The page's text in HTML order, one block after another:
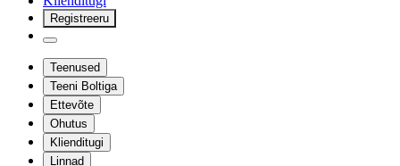
Registreeru
Teenused
Teeni Boltiga
Ettevõte
Ohutus
Klienditugi
Linnad